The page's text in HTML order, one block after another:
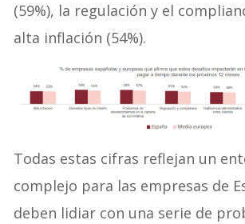
(59%), la regulación y el
alta inflación (54%).
Todas estas cifras reflejan un
complejo para las empresas de
deben lidiar con una serie de